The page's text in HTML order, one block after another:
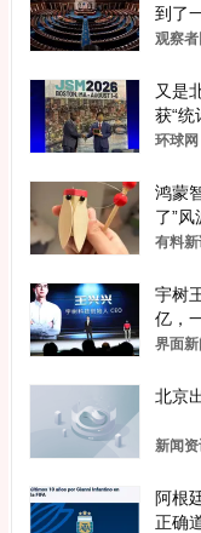
到了
息
观察者
又是
获“统
环球网
鸿蒙
了”风
曾力
有料
宇树
亿，
界面新
北京
新闻
阿根
正确